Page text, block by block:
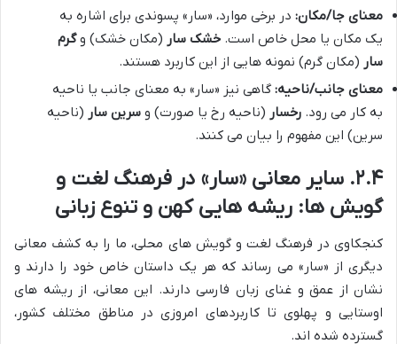
معنای جا/مکان: در برخی موارد، «سار» پسوندی برای اشاره به
یک مکان یا محل خاص است. خشک سار (مکان خشک) وگرم
سار (مکان گرم) نمونه هایی از این کاربرد هستند.
معنای جانب/ناحیه: گاهی نیز «سار» به معنای جانب یا ناحیه
به کار می رود. رخسار (ناحیه رخ یا صورت) و سرین سار (ناحیه
سرین) این مفهوم را بیان می کنند.
۲.۴. سایر معانی «سار» در فرهنگ لغت و
گویش ها: ریشه هایی کهن و تنوع زبانی
کنجکاوی در فرهنگ لغت و گویش های محلی، ما را به کشف معانی
دیگری از «سار» می رساند که هر یک داستان خاص خود را دارند و
نشان از عمق و غنای زبان فارسی دارند. این معانی، از ریشه های
اوستایی و پهلوی تا کاربردهای امروزی در مناطق مختلف کشور،
گسترده شده اند.